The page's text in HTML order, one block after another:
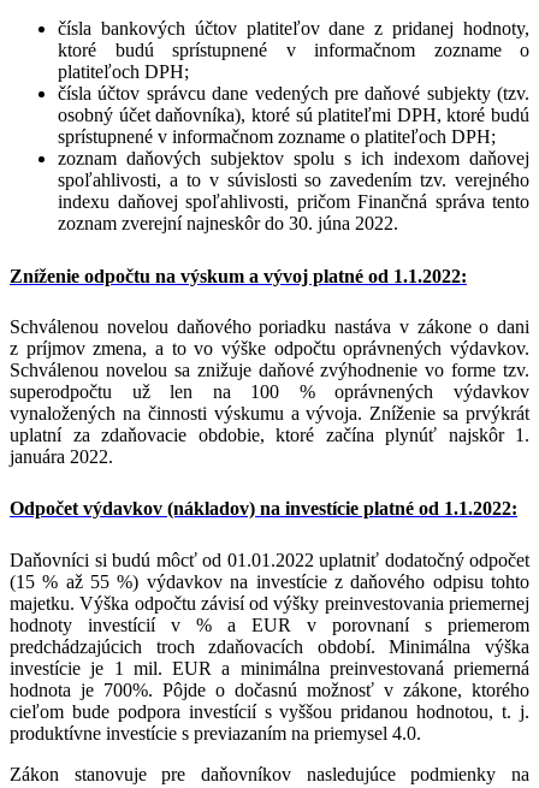
čísla bankových účtov platiteľov dane z pridanej hodnoty,
ktoré budú sprístupnené v informačnom zozname o
platiteľoch DPH;
čísla účtov správcu dane vedených pre daňové subjekty (tzv.
osobný účet daňovníka), ktoré sú platiteľmi DPH, ktoré budú
sprístupnené v informačnom zozname o platiteľoch DPH;
zoznam daňových subjektov spolu s ich indexom daňovej
spoľahlivosti, a to v súvislosti so zavedením tzv. verejného
indexu daňovej spoľahlivosti, pričom Finančná správa tento
zoznam zverejní najneskôr do 30. júna 2022.
Zníženie odpočtu na výskum a vývoj platné od 1.1.2022:
Schválenou novelou daňového poriadku nastáva v zákone o dani
z príjmov zmena, a to vo výške odpočtu oprávnených výdavkov.
Schválenou novelou sa znižuje daňové zvýhodnenie vo forme tzv.
superodpočtu už len na 100 % oprávnených výdavkov
vynaložených na činnosti výskumu a vývoja. Zníženie sa prvýkrát
uplatní za zdaňovacie obdobie, ktoré začína plynúť najskôr 1.
januára 2022.
Odpočet výdavkov (nákladov) na investície platné od 1.1.2022:
Daňovníci si budú môcť od 01.01.2022 uplatniť dodatočný odpočet
(15 % až 55 %) výdavkov na investície z daňového odpisu tohto
majetku. Výška odpočtu závisí od výšky preinvestovania priemernej
hodnoty investícií v % a EUR v porovnaní s priemerom
predchádzajúcich troch zdaňovacích období. Minimálna výška
investície je 1 mil. EUR a minimálna preinvestovaná priemerná
hodnota je 700%. Pôjde o dočasnú možnosť v zákone, ktorého
cieľom bude podpora investícií s vyššou pridanou hodnotou, t. j.
produktívne investície s previazaním na priemysel 4.0.
Zákon stanovuje pre daňovníkov nasledujúce podmienky na